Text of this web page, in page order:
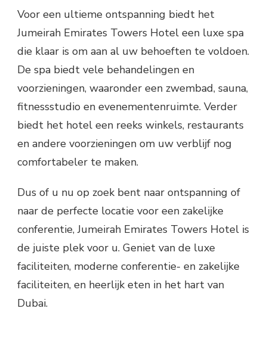
Voor een ultieme ontspanning biedt het
Jumeirah Emirates Towers Hotel een luxe spa
die klaar is om aan al uw behoeften te voldoen.
De spa biedt vele behandelingen en
voorzieningen, waaronder een zwembad, sauna,
fitnessstudio en evenementenruimte. Verder
biedt het hotel een reeks winkels, restaurants
en andere voorzieningen om uw verblijf nog
comfortabeler te maken.
Dus of u nu op zoek bent naar ontspanning of
naar de perfecte locatie voor een zakelijke
conferentie, Jumeirah Emirates Towers Hotel is
de juiste plek voor u. Geniet van de luxe
faciliteiten, moderne conferentie- en zakelijke
faciliteiten, en heerlijk eten in het hart van
Dubai.